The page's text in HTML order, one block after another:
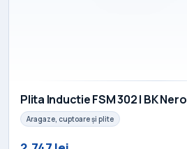
Plita Inductie FSM 302 I BK Nero
Aragaze, cuptoare și plite